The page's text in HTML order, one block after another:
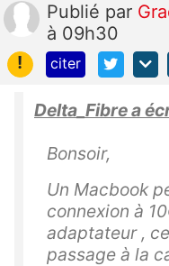
Publié par
à 09h30
!
citer
Delta_Fibre a
Bonsoir,
Un Macbook
connexion à
adaptateur ,
passage à la